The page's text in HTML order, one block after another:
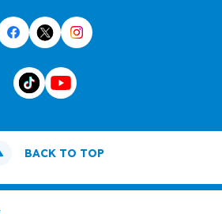
BACK TO TOP